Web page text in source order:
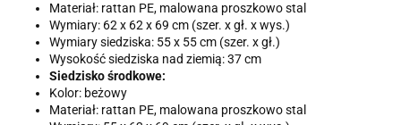
Materiał: rattan PE, malowana proszkowo stal
Wymiary: 62 x 62 x 69 cm (szer. x gł. x wys.)
Wymiary siedziska: 55 x 55 cm (szer. x gł.)
Wysokość siedziska nad ziemią: 37 cm
Siedzisko środkowe:
Kolor: beżowy
Materiał: rattan PE, malowana proszkowo stal